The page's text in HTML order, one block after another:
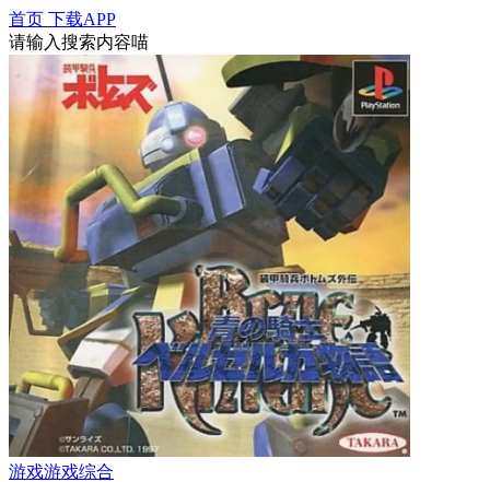
首页 下载APP
请输入搜索内容喵
游戏游戏综合